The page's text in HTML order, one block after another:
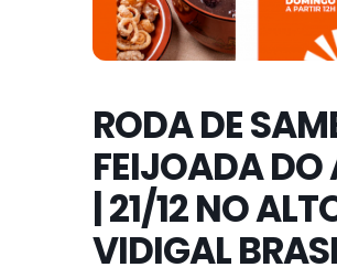
RODA DE
FEIJOADA DO
| 21/12 NO
VIDIGAL